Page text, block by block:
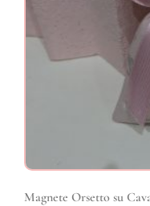
Magnete Orsetto su